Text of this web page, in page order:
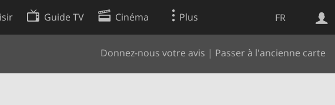
FR
Guide TV Cinéma Plus
Donnez-nous votre avis | Passer à l'ancienne carte
Web
matière de cookies
de cookies